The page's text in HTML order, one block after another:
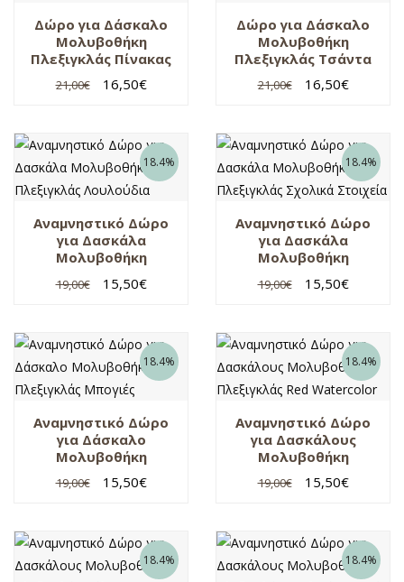
Δώρο για Δάσκαλο
Μολυβοθήκη
Πλεξιγκλάς Πίνακας
21,00€ 16,50€
Δώρο για Δάσκαλο
Μολυβοθήκη
Πλεξιγκλάς Τσάντα
21,00€ 16,50€
18.4%
Αναμνηστικό Δώρο
για Δασκάλα
Μολυβοθήκη
Λουλούδια
19,00€ 15,50€
18.4%
Αναμνηστικό Δώρο
για Δασκάλα
Μολυβοθήκη
Στοιχεία
19,00€ 15,50€
18.4%
Αναμνηστικό Δώρο
για Δάσκαλο
Μολυβοθήκη
19,00€ 15,50€
18.4%
Αναμνηστικό Δώρο
για Δασκάλους
Μολυβοθήκη
Watercolor
19,00€ 15,50€
18.4% 18.4%